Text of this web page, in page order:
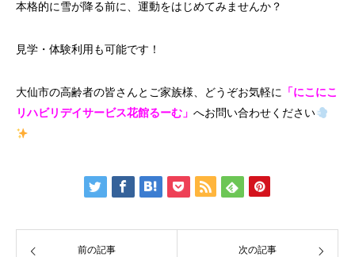
本格的に雪が降る前に、運動をはじめてみませんか？
見学・体験利用も可能です！
大仙市の高齢者の皆さんとご家族様、どうぞお気軽に 「にこにこ
リハビリデイサービス花館るーむ」 へお問い合わせください
前の記事 次の記事